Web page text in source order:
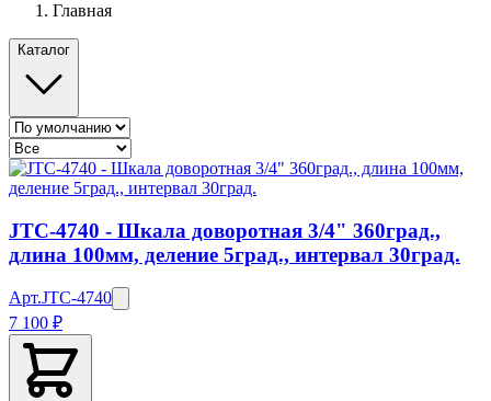
Главная
Каталог
JTC-4740 - Шкала доворотная 3/4" 360град.,
длина 100мм, деление 5град., интервал 30град.
Арт.JTC-4740
7 100 ₽